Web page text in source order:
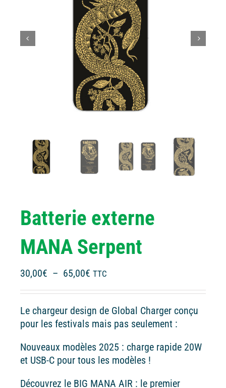
Batterie externe
MANA Serpent
30,00€ – 65,00€ Plage
30,00€
à
TTC
Le chargeur design de Global Charger conçu
pour les festivals mais pas seulement :
Nouveaux modèles 2025 : charge rapide 20W
et USB-C pour tous les modèles !
Découvrez le BIG MANA AIR : le premier